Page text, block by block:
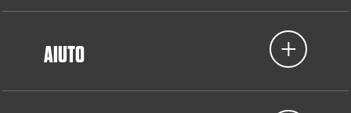
AIUTO